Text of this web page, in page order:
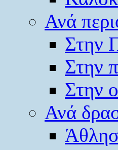
Ανά
Στην
Στην
Στην
Ανά